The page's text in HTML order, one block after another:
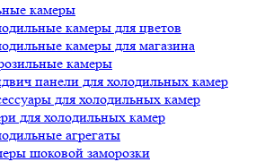
камеры
камеры для цветов
камеры для магазина
камеры
панели для холодильных камер
для холодильных камер
для холодильных камер
агрегаты
шоковой заморозки